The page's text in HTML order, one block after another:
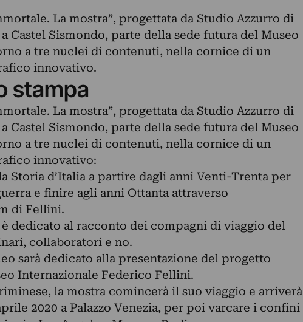
La mostra”, progettata da Studio Azzurro di
Castel Sismondo, parte della sede futura del Museo
a tre nuclei di contenuti, nella cornice di un
innovativo.
stampa
La mostra”, progettata da Studio Azzurro di
Castel Sismondo, parte della sede futura del Museo
a tre nuclei di contenuti, nella cornice di un
innovativo:
Storia d’Italia a partire dagli anni Venti-Trenta per
e finire agli anni Ottanta attraverso
di Fellini.
dedicato al racconto dei compagni di viaggio del
collaboratori e no.
sarà dedicato alla presentazione del progetto
Internazionale Federico Fellini.
la mostra comincerà il suo viaggio e arriverà
2020 a Palazzo Venezia, per poi varcare i confini